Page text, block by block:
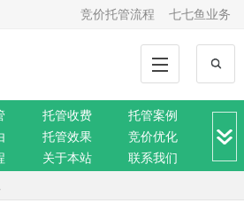
竞价托管流程 七七鱼业务
托管收费
托管案例
托管效果
竞价优化
关于本站
联系我们
神马托管
搜狗托管
索头条位置
价的损失